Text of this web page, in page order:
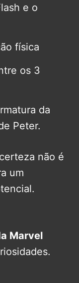
e o
física
os 3
da
Peter.
não é
um
Marvel